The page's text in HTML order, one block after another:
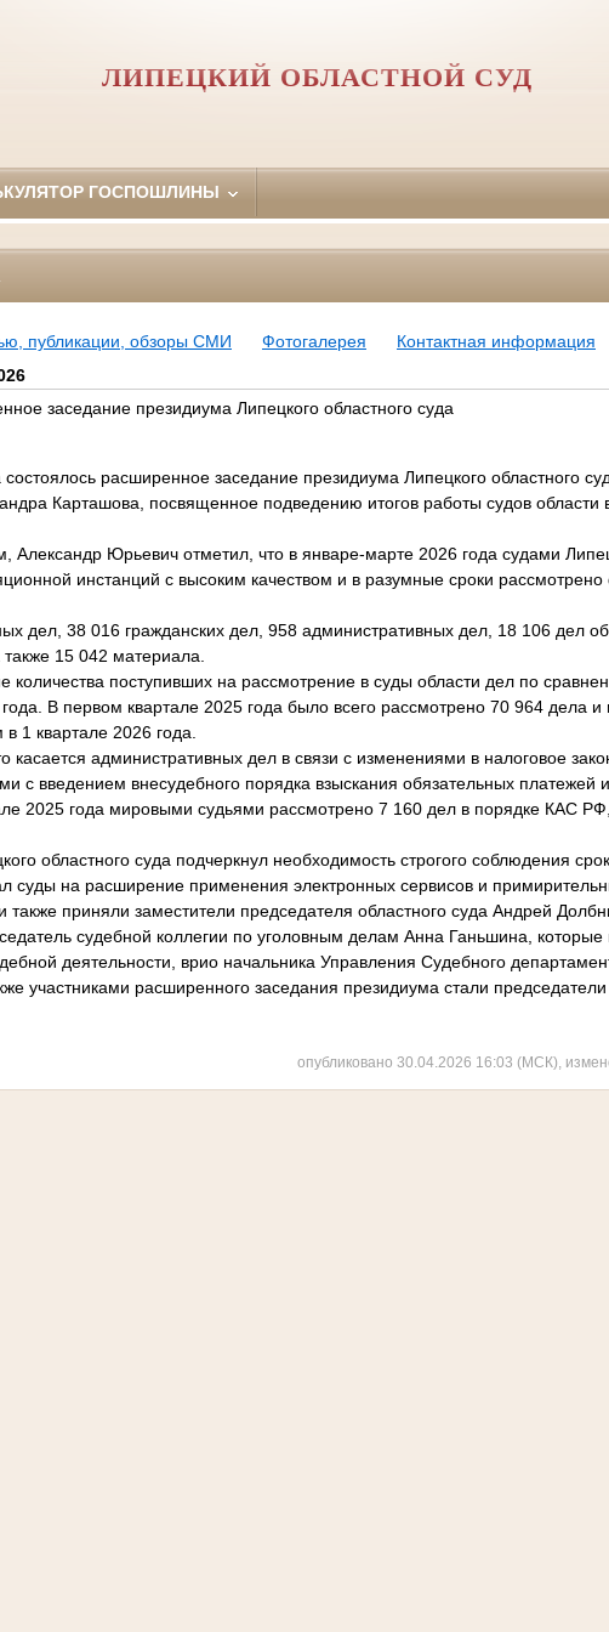
ЛИПЕЦКИЙ ОБЛАСТНОЙ СУД
ГОСПОШЛИНЫ
публикации, обзоры СМИ Фотогалерея
Контактная информация
заседание президиума Липецкого областного суда
расширенное заседание президиума Липецкого областного
Карташова, посвященное подведению итогов работы судов области
Александр Юрьевич отметил, что в январе-марте 2026 года судами
инстанций с высоким качеством и в разумные сроки
дел, 38 016 гражданских дел, 958 административных дел, 18 106 дел
15 042 материала.
количества поступивших на рассмотрение в суды области дел по
В первом квартале 2025 года было всего рассмотрено 70 964 дела и
1 квартале 2026 года.
касается административных дел в связи с изменениями в налоговое
с введением внесудебного порядка взыскания обязательных платежей и
2025 года мировыми судьями рассмотрено 7 160 дел в порядке КАС
областного суда подчеркнул необходимость строгого соблюдения
суды на расширение применения электронных сервисов и
также приняли заместители председателя областного суда Андрей
судебной коллегии по уголовным делам Анна Ганьшина,
деятельности, врио начальника Управления Судебного
участниками расширенного заседания президиума стали
опубликовано 30.04.2026 16:03 (МСК),